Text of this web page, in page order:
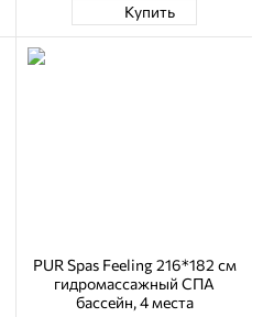
Купить
PUR Spas Feeling 216*182 см
гидромассажный СПА
бассейн, 4 места